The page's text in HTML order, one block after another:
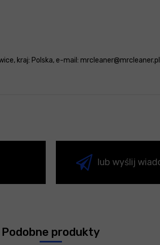
kraj: Polska, e-mail: mrcleaner@mrcleaner.pl
lub wyślij
Podobne produkty